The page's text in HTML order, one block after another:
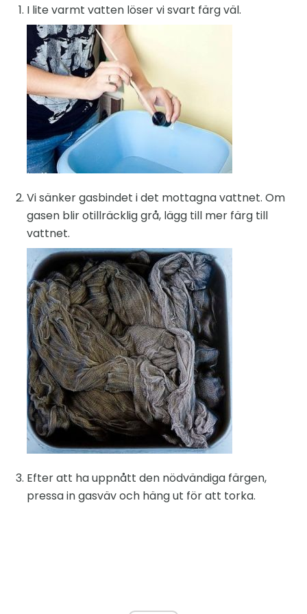
I lite varmt vatten löser vi svart färg väl.
Vi sänker gasbindet i det mottagna vattnet. Om
gasen blir otillräcklig grå, lägg till mer färg till
vattnet.
Efter att ha uppnått den nödvändiga färgen,
pressa in gasväv och häng ut för att torka.